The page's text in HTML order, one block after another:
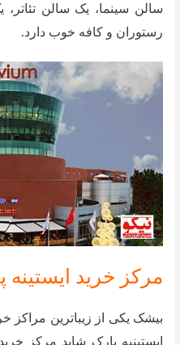
سالن سینما، یک سالن
رستوران و کافه‌‌ خوب دارد.
مرکز خرید ایستینه
بیشک یکی از زیباترین مراکز
ایستینیه پارک شاید مرکز